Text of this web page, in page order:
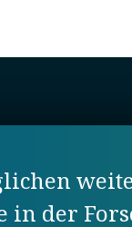
in der